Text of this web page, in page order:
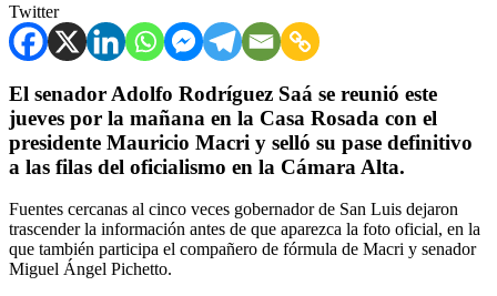
Twitter
El senador Adolfo Rodríguez Saá se reunió este
jueves por la mañana en la Casa Rosada con el
presidente Mauricio Macri y selló su pase definitivo
a las filas del oficialismo en la Cámara Alta.
Fuentes cercanas al cinco veces gobernador de San Luis dejaron
trascender la información antes de que aparezca la foto oficial, en la
que también participa el compañero de fórmula de Macri y senador
Miguel Ángel Pichetto.